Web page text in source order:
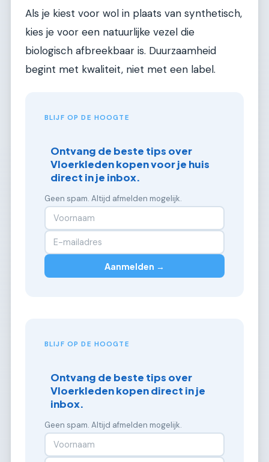
Als je kiest voor wol in plaats van synthetisch,
kies je voor een natuurlijke vezel die
biologisch afbreekbaar is. Duurzaamheid
begint met kwaliteit, niet met een label.
BLIJF OP DE HOOGTE
Ontvang de beste tips over
Vloerkleden kopen voor je huis
direct in je inbox.
Geen spam. Altijd afmelden mogelijk.
Aanmelden →
BLIJF OP DE HOOGTE
Ontvang de beste tips over
Vloerkleden kopen direct in je
inbox.
Geen spam. Altijd afmelden mogelijk.